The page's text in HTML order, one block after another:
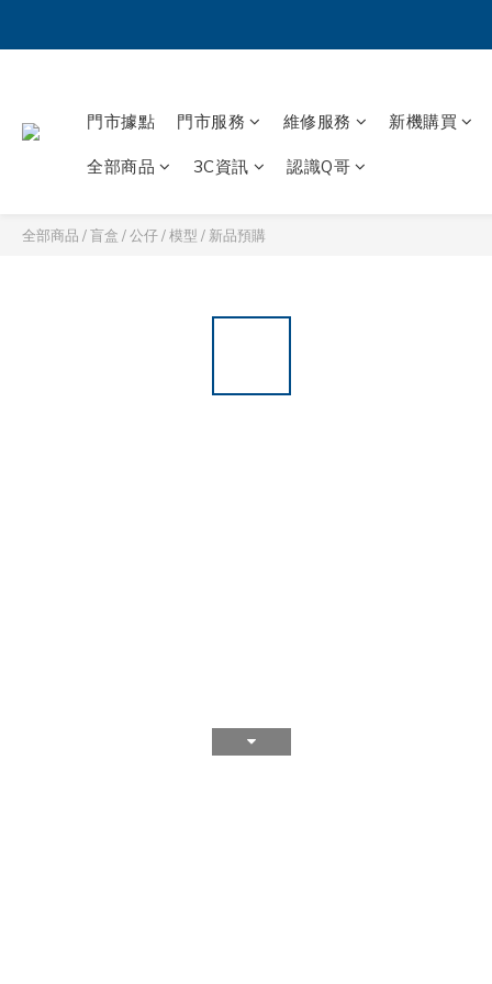
門市據點 門市服務 維修服務 新機購買
全部商品 3C資訊 認識Q哥
全部商品 /盲盒 / 公仔 / 模型 / 新品預購